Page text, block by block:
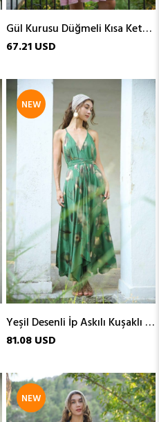
Gül Kurusu Düğmeli Kısa Keten Elbise
67.21 USD
Yeşil Desenli İp Askılı Kuşaklı İpek Elbise
81.08 USD
NEW
NEW